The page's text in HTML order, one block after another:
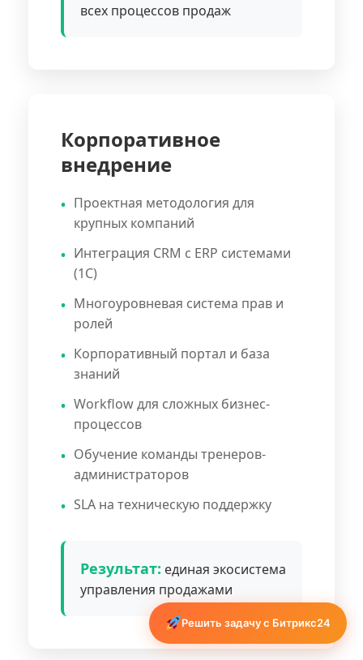
всех процессов продаж
Корпоративное
внедрение
Проектная методология для
крупных компаний
Интеграция CRM с ERP системами
(1С)
Многоуровневая система прав и
ролей
Корпоративный портал и база
знаний
Workflow для сложных бизнес-
процессов
Обучение команды тренеров-
администраторов
SLA на техническую поддержку
Результат: единая экосистема
управления продажами
Решить задачу с Битрикс24